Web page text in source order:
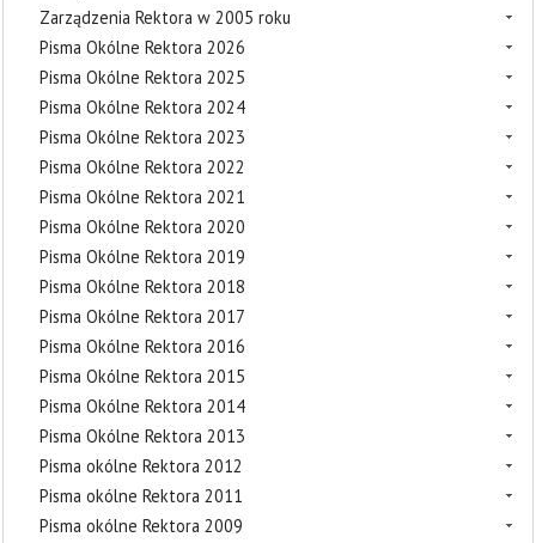
Zarządzenia Rektora w 2005 roku
Pisma Okólne Rektora 2026
Pisma Okólne Rektora 2025
Pisma Okólne Rektora 2024
Pisma Okólne Rektora 2023
Pisma Okólne Rektora 2022
Pisma Okólne Rektora 2021
Pisma Okólne Rektora 2020
Pisma Okólne Rektora 2019
Pisma Okólne Rektora 2018
Pisma Okólne Rektora 2017
Pisma Okólne Rektora 2016
Pisma Okólne Rektora 2015
Pisma Okólne Rektora 2014
Pisma Okólne Rektora 2013
Pisma okólne Rektora 2012
Pisma okólne Rektora 2011
Pisma okólne Rektora 2009